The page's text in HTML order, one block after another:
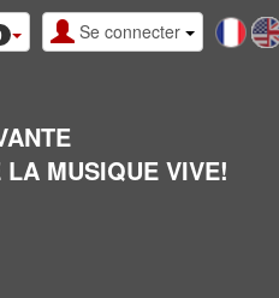
MUSIQUE VIVE!
Se connecter